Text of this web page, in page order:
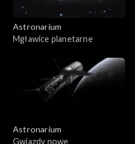
Astronarium
Mgławice planetarne
Astronarium
Gwiazdy nowe